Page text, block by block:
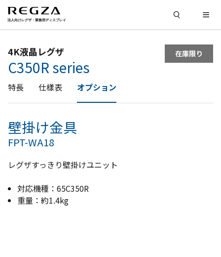
4K液晶レグザ
C350R series
在庫限り
特長 仕樣表 オプション
壁掛け金具
FPT-WA18
レグザすっきり壁掛けユニット
対応機種：65C350R
重量：約1.4kg